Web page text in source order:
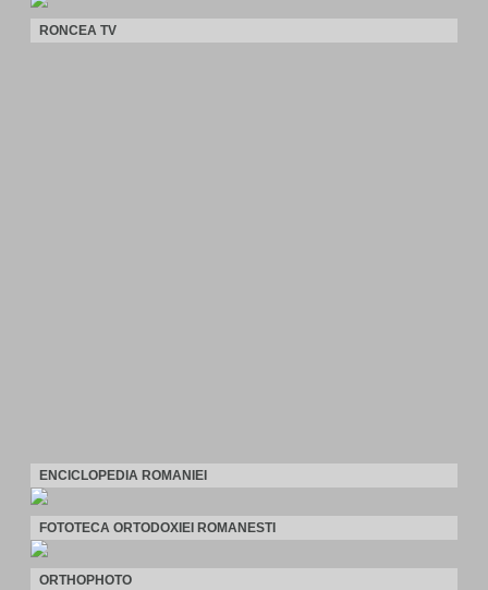
RONCEA TV
ENCICLOPEDIA ROMANIEI
FOTOTECA ORTODOXIEI ROMANESTI
ORTHOPHOTO